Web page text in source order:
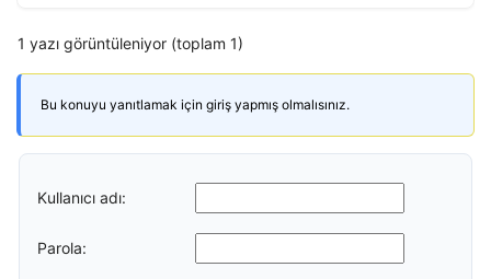
1 yazı görüntüleniyor (toplam 1)
Bu konuyu yanıtlamak için giriş yapmış olmalısınız.
Kullanıcı adı:
Parola: